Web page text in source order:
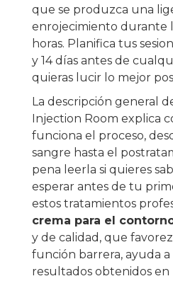
que se produzca una
enrojecimiento durante
horas. Planifica tus
y 14 días antes de
quieras lucir lo mejor
La descripción general
Injection Room explica
funciona el proceso,
sangre hasta el
pena leerla si quieres
esperar antes de tu
estos tratamientos
crema para el
y de calidad, que
función barrera, ayuda
resultados obtenidos